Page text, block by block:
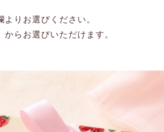
りお選びください。
らお選びいただけます。